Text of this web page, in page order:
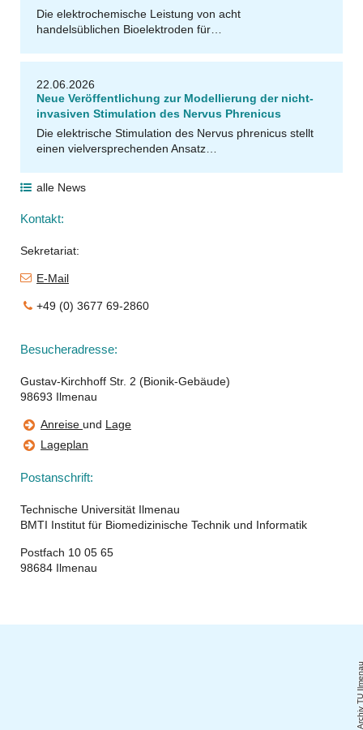
Die elektrochemische Leistung von acht
handelsüblichen Bioelektroden für…
22.06.2026
Neue Veröffentlichung zur Modellierung der nicht-
invasiven Stimulation des Nervus Phrenicus
Die elektrische Stimulation des Nervus phrenicus stellt
einen vielversprechenden Ansatz…
alle News
Kontakt:
Sekretariat:
E-Mail
+49 (0) 3677 69-2860
Besucheradresse:
Gustav-Kirchhoff Str. 2 (Bionik-Gebäude)
98693 Ilmenau
Anreise und Lage
Lageplan
Postanschrift:
Technische Universität Ilmenau
BMTI Institut für Biomedizinische Technik und Informatik
Postfach 10 05 65
98684 Ilmenau
Archiv